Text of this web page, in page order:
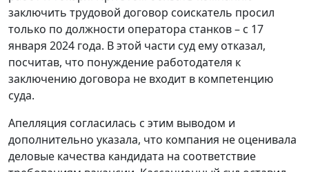
заключить трудовой договор соискатель просил
только по должности оператора станков – с 17
января 2024 года. В этой части суд ему отказал,
посчитав, что понуждение работодателя к
заключению договора не входит в компетенцию
суда.
Апелляция согласилась с этим выводом и
дополнительно указала, что компания не оценивала
деловые качества кандидата на соответствие